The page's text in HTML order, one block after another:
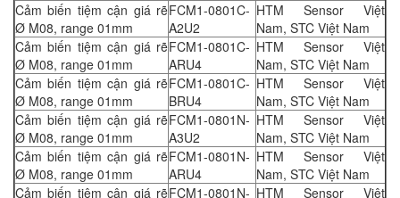
Cảm biến tiệm cận giá rẽ
Ø M08, range 01mm
FCM1-0801C-
A2U2
HTM Sensor Việt
Nam, STC Việt Nam
Cảm biến tiệm cận giá rẽ
Ø M08, range 01mm
FCM1-0801C-
ARU4
HTM Sensor Việt
Nam, STC Việt Nam
Cảm biến tiệm cận giá rẽ
Ø M08, range 01mm
FCM1-0801C-
BRU4
HTM Sensor Việt
Nam, STC Việt Nam
Cảm biến tiệm cận giá rẽ
Ø M08, range 01mm
FCM1-0801N-
A3U2
HTM Sensor Việt
Nam, STC Việt Nam
Cảm biến tiệm cận giá rẽ
Ø M08, range 01mm
FCM1-0801N-
ARU4
HTM Sensor Việt
Nam, STC Việt Nam
Cảm biến tiệm cận giá rẽFCM1-0801N- HTM Sensor Việt